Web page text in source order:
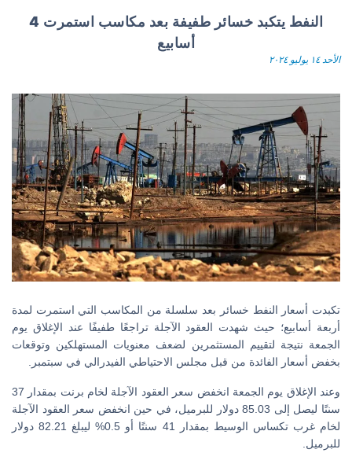
النفط يتكبد خسائر طفيفة بعد مكاسب استمرت 4
أسابيع
الأحد ١٤ يوليو ٢٠٢٤
تكبدت أسعار النفط خسائر بعد سلسلة من المكاسب التي استمرت لمدة
أربعة أسابيع؛ حيث شهدت العقود الآجلة تراجعًا طفيفًا عند الإغلاق يوم
الجمعة نتيجة لتقييم المستثمرين لضعف معنويات المستهلكين وتوقعات
بخفض أسعار الفائدة من قبل مجلس الاحتياطي الفيدرالي في سبتمبر.
وعند الإغلاق يوم الجمعة انخفض سعر العقود الآجلة لخام برنت بمقدار 37
سنتًا ليصل إلى 85.03 دولار للبرميل، في حين انخفض سعر العقود الآجلة
لخام غرب تكساس الوسيط بمقدار 41 سنتًا أو 0.5% ليبلغ 82.21 دولار
للبرميل.